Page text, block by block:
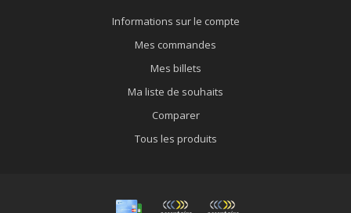
Informations sur le compte
Mes commandes
Mes billets
Ma liste de souhaits
Comparer
Tous les produits